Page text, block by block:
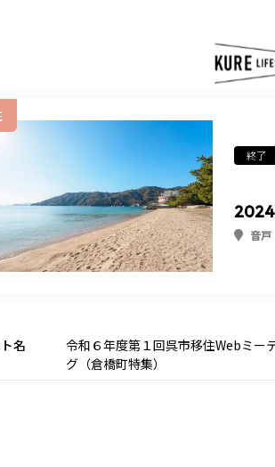
終了
2024
音戸
名
令和６年度第１回呉市移住Webミー
グ（倉橋町特集）